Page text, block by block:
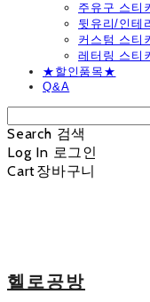
주유구 스티
뒷유리/인테
커스텀 스티
레터링 스티
★할인품목★
Q&A
Search 검색
Log In 로그인
Cart장바구니
헬로공방